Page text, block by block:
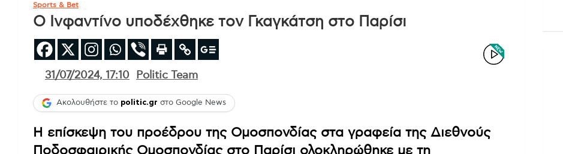
Sports & Bet
Ο Ινφαντίνο υποδέχθηκε τον Γκαγκάτση στο Παρίσι
31/07/2024, 17:10 Politic Team
Ακολουθήστε το politic.gr στο Google News
Η επίσκεψη του προέδρου της Ομοσπονδίας στα γραφεία της Διεθνούς
Ποδοσφαιρικής Ομοσπονδίας στο Παρίσι ολοκληρώθηκε με τη